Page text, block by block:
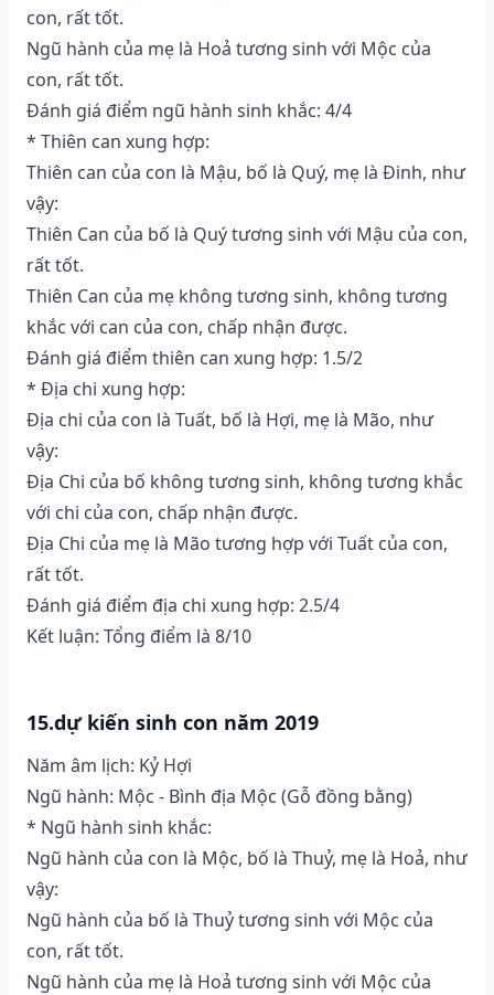
con, rất tốt.
Ngũ hành của mẹ là Hoả tương sinh với Mộc của
con, rất tốt.
Đánh giá điểm ngũ hành sinh khắc: 4/4
* Thiên can xung hợp:
Thiên can của con là Mậu, bố là Quý, mẹ là Đinh, như
vậy:
Thiên Can của bố là Quý tương sinh với Mậu của con,
rất tốt.
Thiên Can của mẹ không tương sinh, không tương
khắc với can của con, chấp nhận được.
Đánh giá điểm thiên can xung hợp: 1.5/2
* Địa chi xung hợp:
Địa chi của con là Tuất, bố là Hợi, mẹ là Mão, như
vậy:
Địa Chi của bố không tương sinh, không tương khắc
với chi của con, chấp nhận được.
Địa Chi của mẹ là Mão tương hợp với Tuất của con,
rất tốt.
Đánh giá điểm địa chi xung hợp: 2.5/4
Kết luận: Tổng điểm là 8/10
15.dự kiến sinh con năm 2019
Năm âm lịch: Kỷ Hợi
Ngũ hành: Mộc - Bình địa Mộc (Gỗ đồng bằng)
* Ngũ hành sinh khắc:
Ngũ hành của con là Mộc, bố là Thuỷ, mẹ là Hoả, như
vậy:
Ngũ hành của bố là Thuỷ tương sinh với Mộc của
con, rất tốt.
Ngũ hành của mẹ là Hoả tương sinh với Mộc của